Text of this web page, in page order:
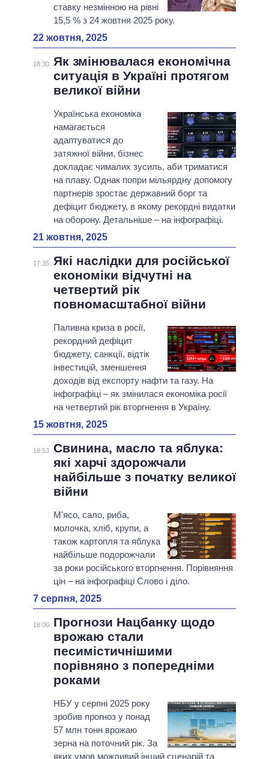
ставку незмінною на рівні
15,5 % з 24 жовтня 2025 року.
22 жовтня, 2025
18:30
Як змінювалася економічна
ситуація в Україні протягом
великої війни
Українська економіка
намагається
адаптуватися до
затяжної війни, бізнес
докладає чималих зусиль, аби триматися
на плаву. Однак попри мільярдну допомогу
партнерів зростає державний борг та
дефіцит бюджету, в якому рекордні видатки
на оборону. Детальніше – на інфографіці.
21 жовтня, 2025
17:35
Які наслідки для російської
економіки відчутні на
четвертий рік
повномасштабної війни
Паливна криза в росії,
рекордний дефіцит
бюджету, санкції, відтік
інвестицій, зменшення
доходів від експорту нафти та газу. На
інфографіці – як змінилася економіка росії
на четвертий рік вторгнення в Україну.
15 жовтня, 2025
18:53 Свинина, масло та яблука:
які харчі здорожчали
найбільше з початку великої
війни
М'ясо, сало, риба,
молочка, хліб, крупи, а
також картопля та яблука
найбільше подорожчали
за роки російського вторгнення. Порівняння
цін – на інфографіці Слово і діло.
7 серпня, 2025
18:00
Прогнози Нацбанку щодо
врожаю стали
песимістичнішими
порівняно з попередніми
роками
НБУ у серпні 2025 року
зробив прогноз у понад
57 млн тонн врожаю
зерна на поточний рік. За
яких умов можливий інший сценарій та